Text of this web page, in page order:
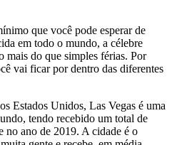
que você pode esperar de
em todo o mundo, a célebre
mais do que simples férias. Por
vai ficar por dentro das diferentes
Estados Unidos, Las Vegas é uma
tendo recebido um total de
no ano de 2019. A cidade é o